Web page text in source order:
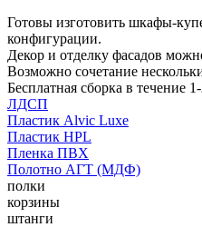
Готовы изготовить шкафы-
конфигурации.
Декор и отделку фасадов
Возможно сочетание
Бесплатная сборка в течение
ЛДСП
Пластик Alvic Luxe
Пластик HPL
Пленка ПВХ
Полотно АГТ (МДФ)
полки
корзины
штанги